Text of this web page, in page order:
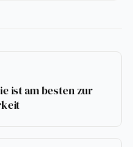
ist am besten zur